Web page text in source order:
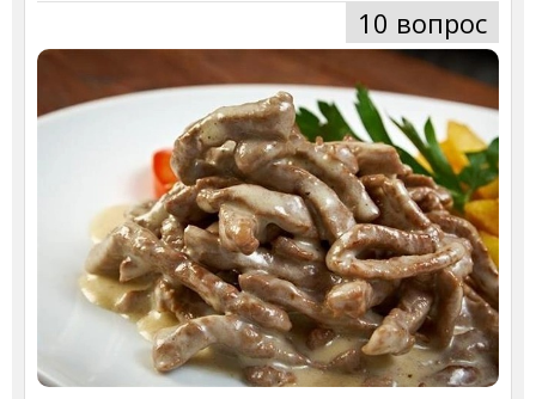
10 вопрос